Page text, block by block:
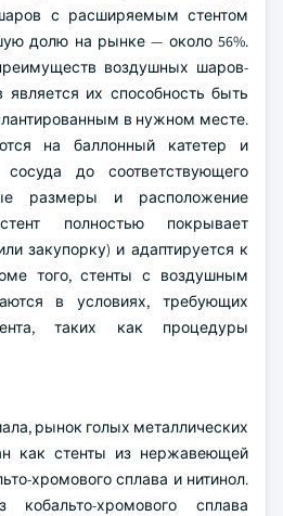
с расширяемым стентом
долю на рынке — около 56%.
воздушных шаров-
их способность быть
в нужном месте.
на баллонный катетер и
до соответствующего
размеры и расположение
полностью покрывает
закупорку) и адаптируется к
того, стенты с воздушным
в условиях, требующих
таких как процедуры
рынок голых металлических
как стенты из нержавеющей
хромового сплава и нитинол.
хромового сплава